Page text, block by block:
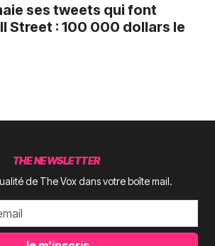
ses tweets qui font
Street : 100 000 dollars le
THE NEWSLETTER
de The Vox dans votre boîte mail.